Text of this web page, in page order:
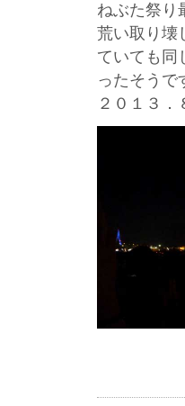
ねぶた祭り
荒い取り壊
ていても同
ったそうで
２０１３．